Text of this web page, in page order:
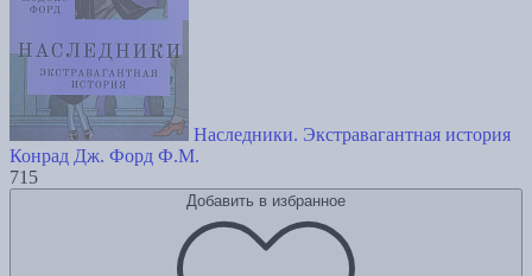
Наследники. Экстравагантная история
Конрад Дж. Форд Ф.М.
715
Добавить в избранное